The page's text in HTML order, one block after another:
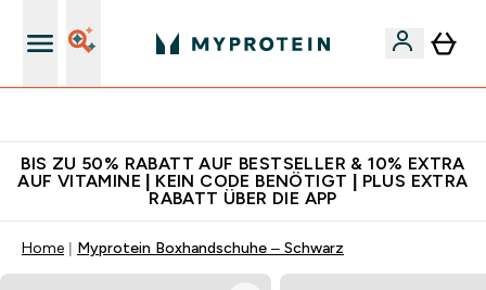
BIS ZU 50% RABATT AUF BESTSELLER & 10% EXTRA
AUF VITAMINE | KEIN CODE BENÖTIGT | PLUS EXTRA
RABATT ÜBER DIE APP
Home Myprotein Boxhandschuhe – Schwarz